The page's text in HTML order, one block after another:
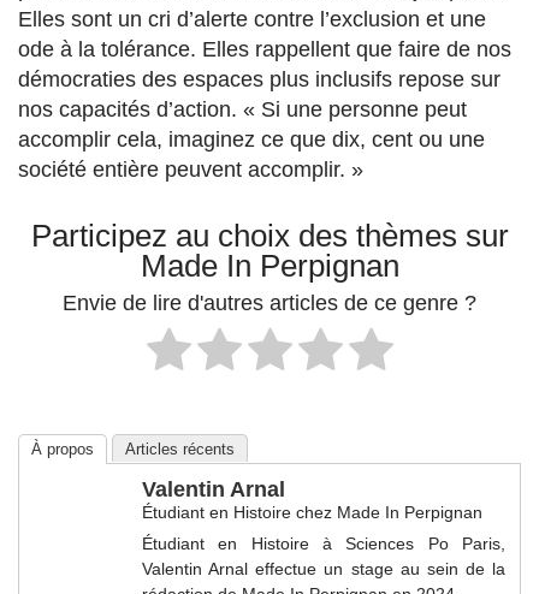
Elles sont un cri d’alerte contre l’exclusion et une
ode à la tolérance. Elles rappellent que faire de nos
démocraties des espaces plus inclusifs repose sur
nos capacités d’action. « Si une personne peut
accomplir cela, imaginez ce que dix, cent ou une
société entière peuvent accomplir. »
Participez au choix des thèmes sur
Made In Perpignan
Envie de lire d'autres articles de ce genre ?
À propos Articles récents
Valentin Arnal
Étudiant en Histoire chez Made In Perpignan
Étudiant en Histoire à Sciences Po Paris,
Valentin Arnal effectue un stage au sein de la